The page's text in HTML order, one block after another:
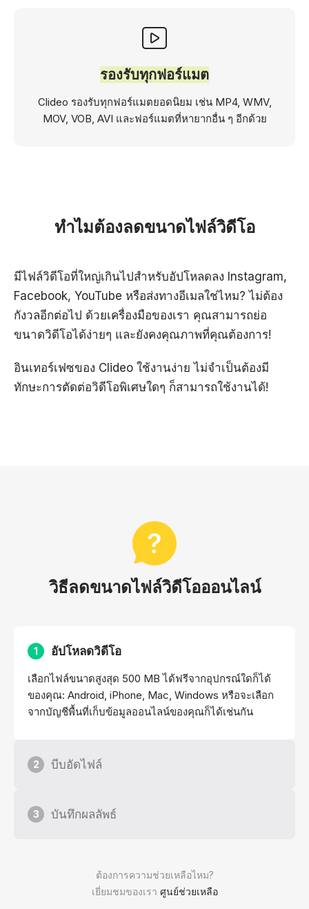
รองรับทุกฟอร์แมต
Clideo รองรับทุกฟอร์แมตยอดนิยม เช่น MP4, WMV,
MOV, VOB, AVI และฟอร์แมตที่หายากอื่น ๆ อีกด้วย
ทำไมต้องลดขนาดไฟล์วิดีโอ
มีไฟล์วิดีโอที่ใหญ่เกินไปสำหรับอัปโหลดลง Instagram,
Facebook, YouTube หรือส่งทางอีเมลใช่ไหม? ไม่ต้อง
กังวลอีกต่อไป ด้วยเครื่องมือของเรา คุณสามารถย่อ
ขนาดวิดีโอได้ง่ายๆ และยังคงคุณภาพที่คุณต้องการ!
อินเทอร์เฟซของ Clideo ใช้งานง่าย ไม่จำเป็นต้องมี
ทักษะการตัดต่อวิดีโอพิเศษใดๆ ก็สามารถใช้งานได้!
วิธีลดขนาดไฟล์วิดีโอออนไลน์
ต้องการความช่วยเหลือไหม?
เยี่ยมชมของเรา ศูนย์ช่วยเหลือ
1 อัปโหลดวิดีโอ
เลือกไฟล์ขนาดสูงสุด 500 MB ได้ฟรีจากอุปกรณ์ใดก็ได้
ของคุณ: Android, iPhone, Mac, Windows หรือจะเลือก
จากบัญชีพื้นที่เก็บข้อมูลออนไลน์ของคุณก็ได้เช่นกัน
2 บีบอัดไฟล์
3 บันทึกผลลัพธ์